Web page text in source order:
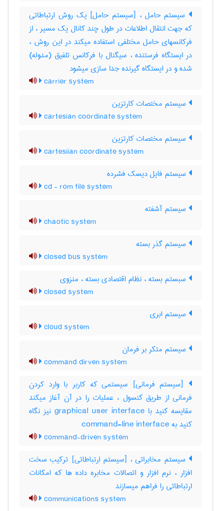
سیستم حامل ، [سیستم حامل] یک روش ارتباطاتی
که جهت انتقال اطلاعات در طول چند کانال یک مسیر ، از
فرکانسهای حامل مختلفی استفاده میکند در این روش ،
در ایستگاه فرستنده ، سیگنال با فرکانس تلفیق (مدوله)
شده و در ایستگاه گیرنده جدا سازی میشود
carrier system
سیستم مختصات کارتزین
cartesian coordinate system
سیستم مختصات کارتزین
cartesiian coordinate system
سیستم فایل دیسک فشرده
cd - rom file system
سیستم آشفته
chaotic system
سیستم گذر بسته
closed bus system
سبستم بسته ، نظام اقتصادی بسته ، منزوی
closed system
سیستم ابری
cloud system
سیستم متکر بر فرمان
command dirven system
[سیستم فرمانی] سیستمی که کاربر با وارد کردن
فرمانی از طریق کنسول ، عملیات را در آن آغاز میکند
مقایسه کنید با ‎graphical user interface نیز نگاه
کنید به ‎ command-line interface
command-driven system
سیستم مخابراتی ، [سیستم ارتباطاتی] ترکیب سخت
افزار ، نرم افزار و اتصالات مخابره داده ها که امکانات
ارتباطاتی را فراهم میسازند
communications system